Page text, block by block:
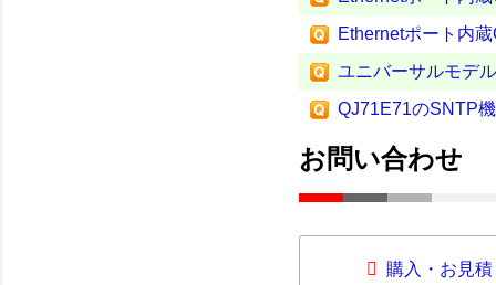
Ethernetポート内
ユニバーサルモデ
QJ71E71のSNTP
お問い合わせ
購入・お見